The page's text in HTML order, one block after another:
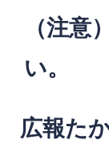
（注
い。
広報た